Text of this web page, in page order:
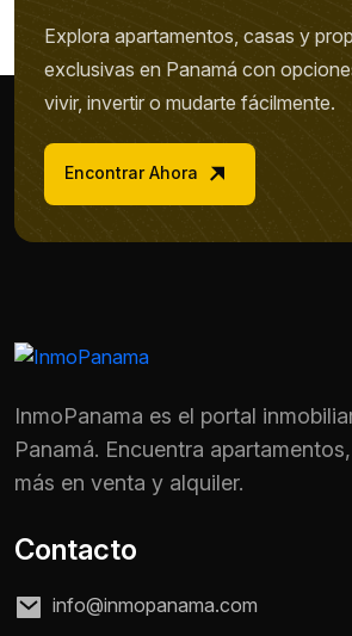
Explora apartamentos, casas y
exclusivas en Panamá con
vivir, invertir o mudarte fácilmente.
Encontrar Ahora
InmoPanama es el portal
Panamá. Encuentra
más en venta y alquiler.
Contacto
info@inmopanama.com